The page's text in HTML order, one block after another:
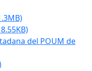
del POUM de